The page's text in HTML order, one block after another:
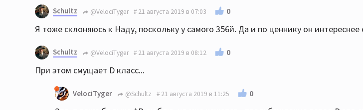
Schultz @VelociTyger 21 августа 2019 в 07:03 0
Я тоже склоняюсь к Наду, поскольку у самого 356й. Да и по ценнику он интереснее
Schultz @VelociTyger 21 августа 2019 в 08:12 0
При этом смущает D класс...
VelociTyger @Schultz 21 августа 2019 в 11:25 0